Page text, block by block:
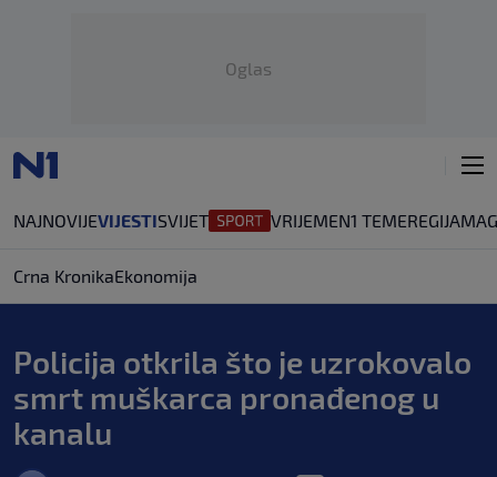
Oglas
NAJNOVIJEVIJESTISVIJET VRIJEMEN1 TEMEREGIJA
Crna KronikaEkonomija
Policija otkrila što je uzrokovalo
smrt muškarca pronađenog u
kanalu